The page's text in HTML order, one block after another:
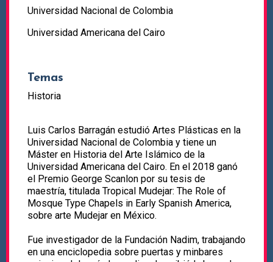
Universidad Nacional de Colombia
Universidad Americana del Cairo
Temas
Historia
Luis Carlos Barragán estudió Artes Plásticas en la
Universidad Nacional de Colombia y tiene un
Máster en Historia del Arte Islámico de la
Universidad Americana del Cairo. En el 2018 ganó
el Premio George Scanlon por su tesis de
maestría, titulada Tropical Mudejar: The Role of
Mosque Type Chapels in Early Spanish America,
sobre arte Mudejar en México.
Fue investigador de la Fundación Nadim, trabajando
en una enciclopedia sobre puertas y minbares